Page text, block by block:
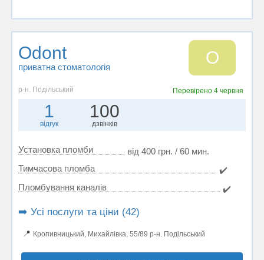
Odont
приватна стоматологія O
р-н. Подільський Перевірено 4 червня
1
відгук
100
дзвінків
Установка пломби
від 400 грн. / 60 мин.
Тимчасова пломба
✔️
Пломбування каналів
✔️
➡️ Усі послуги та ціни (42)
📍 Кропивницький, Михайлівка, 55/89 р-н. Подільський